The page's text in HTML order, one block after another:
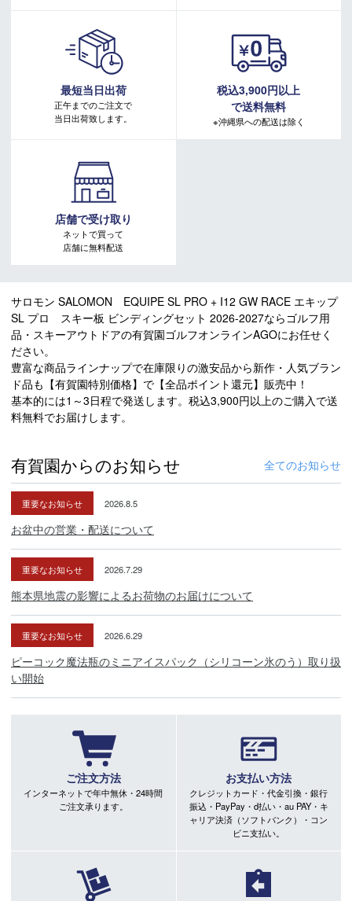
最短当日出荷
正午までのご注文で
当日出荷致します。
税込3,900円以上
で送料無料
※沖縄県への配送は除く
店舗で受け取り
ネットで買って
店舗に無料配送
サロモン SALOMON EQUIPE SL PRO + I12 GW RACE エキップ
SL プロ スキー板 ビンディングセット 2026-2027ならゴルフ用
品・スキーアウトドアの有賀園ゴルフオンラインAGOにお任せく
ださい。
豊富な商品ラインナップで在庫限りの激安品から新作・人気ブラン
ド品も【有賀園特別価格】で【全品ポイント還元】販売中！
基本的には1～3日程で発送します。税込3,900円以上のご購入で送
料無料でお届けします。
有賀園からのお知らせ 全てのお知らせ
重要なお知らせ 2026.8.5
お盆中の営業・配送について
重要なお知らせ 2026.7.29
熊本県地震の影響によるお荷物のお届けについて
重要なお知らせ 2026.6.29
ピーコック魔法瓶のミニアイスパック（シリコーン氷のう）取り扱
い開始
ご注文方法
インターネットで年中無休・24時間
ご注文承ります。
お支払い方法
クレジットカード・代金引換・銀行
振込・PayPay・d払い・au PAY・キ
ャリア決済（ソフトバンク）・コン
ビニ支払い。